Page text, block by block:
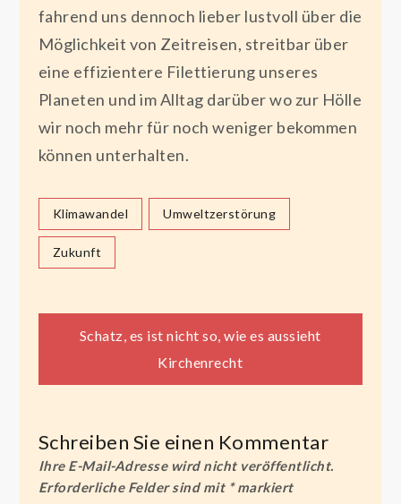
fahrend uns dennoch lieber lustvoll über die
Möglichkeit von Zeitreisen, streitbar über
eine effizientere Filettierung unseres
Planeten und im Alltag darüber wo zur Hölle
wir noch mehr für noch weniger bekommen
können unterhalten.
Klimawandel Umweltzerstörung
Zukunft
Beitragsnavigation
Schatz, es ist nicht so, wie es aussieht
Kirchenrecht
Schreiben Sie einen Kommentar
Ihre E-Mail-Adresse wird nicht veröffentlicht.
Erforderliche Felder sind mit *markiert